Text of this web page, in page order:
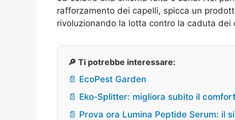
rafforzamento dei capelli, spicca un
rivoluzionando la lotta contro la caduta dei
🔎 Ti potrebbe interessare:
📄 EcoPest Garden
📄 Eko‑Splitter: migliora subito il
📄 Prova ora Lumina Peptide Serum: il